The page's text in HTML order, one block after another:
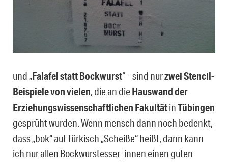
und „Falafel statt Bockwurst“ – sind nurzwei Stencil-
Beispiele von vielen, die an dieHauswand der
Erziehungswissenschaftlichen FakultätinTübingen
gesprüht wurden. Wenn mensch dann noch bedenkt,
dass „bok“ auf Türkisch „Scheiße“ heißt, dann kann
ich nur allen Bockwurstesser_innen einen guten